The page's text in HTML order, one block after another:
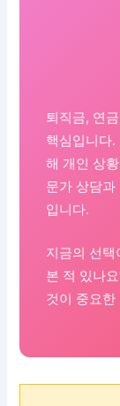
퇴직금, 연
핵심입니다.
해 개인 상
문가 상담과
입니다.
지금의 선택
본 적 있나
것이 중요한